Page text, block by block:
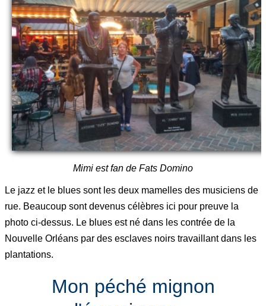
Mimi est fan de Fats Domino
Le jazz et le blues sont les deux mamelles des musiciens de
rue. Beaucoup sont devenus célèbres ici pour preuve la
photo ci-dessus. Le blues est né dans les contrée de la
Nouvelle Orléans par des esclaves noirs travaillant dans les
plantations.
Mon péché mignon